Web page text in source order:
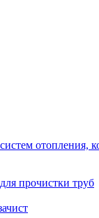
отопления,
прочистки труб